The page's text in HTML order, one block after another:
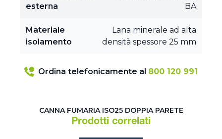
esterna
BA
Materiale
isolamento
Lana minerale ad alta
densità spessore 25 mm
Ordina telefonicamente al 800 120 991
CANNA FUMARIA ISO25 DOPPIA PARETE
Prodotti correlati